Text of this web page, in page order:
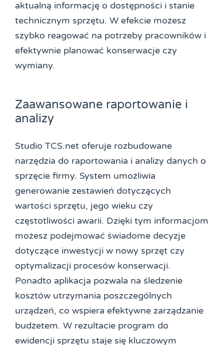
aktualną informację o dostępności i stanie
technicznym sprzętu. W efekcie możesz
szybko reagować na potrzeby pracowników i
efektywnie planować konserwacje czy
wymiany.
Zaawansowane raportowanie i
analizy
Studio TCS.net oferuje rozbudowane
narzędzia do raportowania i analizy danych o
sprzęcie firmy. System umożliwia
generowanie zestawień dotyczących
wartości sprzętu, jego wieku czy
częstotliwości awarii. Dzięki tym informacjom
możesz podejmować świadome decyzje
dotyczące inwestycji w nowy sprzęt czy
optymalizacji procesów konserwacji.
Ponadto aplikacja pozwala na śledzenie
kosztów utrzymania poszczególnych
urządzeń, co wspiera efektywne zarządzanie
budżetem. W rezultacie program do
ewidencji sprzętu staje się kluczowym